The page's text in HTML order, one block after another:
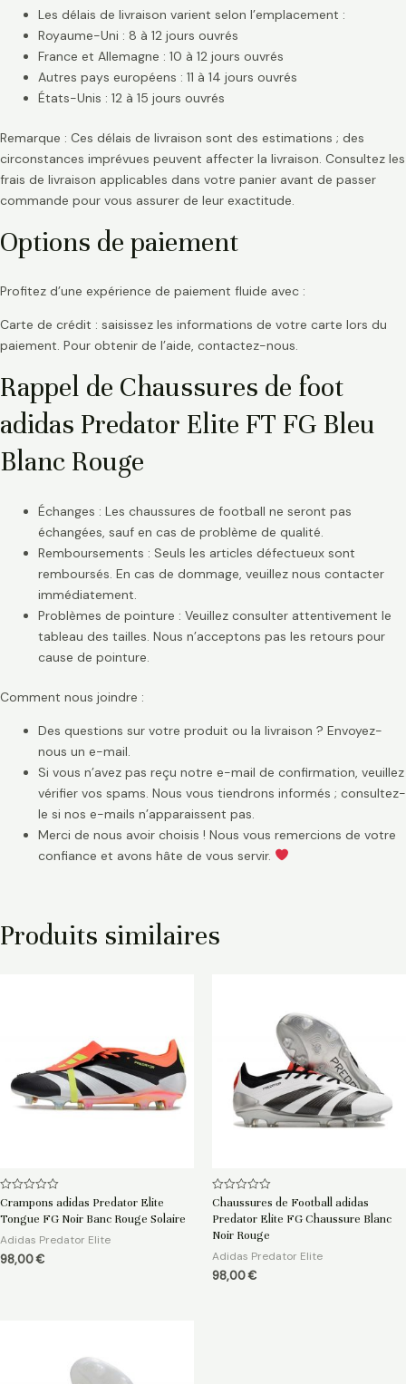
Les délais de livraison varient selon l’emplacement :
Royaume-Uni : 8 à 12 jours ouvrés
France et Allemagne : 10 à 12 jours ouvrés
Autres pays européens : 11 à 14 jours ouvrés
États-Unis : 12 à 15 jours ouvrés
Remarque : Ces délais de livraison sont des estimations ; des
circonstances imprévues peuvent affecter la livraison. Consultez les
frais de livraison applicables dans votre panier avant de passer
commande pour vous assurer de leur exactitude.
Options de paiement
Profitez d’une expérience de paiement fluide avec :
Carte de crédit : saisissez les informations de votre carte lors du
paiement. Pour obtenir de l’aide, contactez-nous.
Rappel de Chaussures de foot
adidas Predator Elite FT FG Bleu
Blanc Rouge
Échanges : Les chaussures de football ne seront pas
échangées, sauf en cas de problème de qualité.
Remboursements : Seuls les articles défectueux sont
remboursés. En cas de dommage, veuillez nous contacter
immédiatement.
Problèmes de pointure : Veuillez consulter attentivement le
tableau des tailles. Nous n’acceptons pas les retours pour
cause de pointure.
Comment nous joindre :
Des questions sur votre produit ou la livraison ? Envoyez-
nous un e-mail.
Si vous n’avez pas reçu notre e-mail de confirmation, veuillez
vérifier vos spams. Nous vous tiendrons informés ; consultez-
le si nos e-mails n’apparaissent pas.
Merci de nous avoir choisis ! Nous vous remercions de votre
confiance et avons hâte de vous servir.
Produits similaires
Note
sur
Crampons adidas Predator Elite
Tongue FG Noir Banc Rouge Solaire
Adidas Predator Elite
98,00€
Note
sur
5
Chaussures de Football adidas
Predator Elite FG Chaussure Blanc
Noir Rouge
Adidas Predator Elite
98,00€